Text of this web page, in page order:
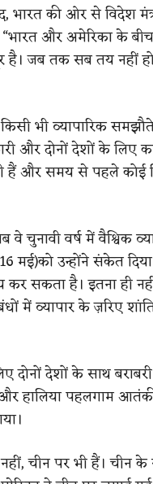
भारत की ओर से विदेश
और अमेरिका के बीच
जब तक सब तय नहीं
भी व्यापारिक
और दोनों देशों के लिए
हैं और समय से पहले कोई
वर्ष में वैश्विक
मई)को उन्होंने संकेत
सकता है। इतना ही
में व्यापार के ज़रिए
दोनों देशों के साथ
और हालिया पहलगाम
चीन पर भी हैं।